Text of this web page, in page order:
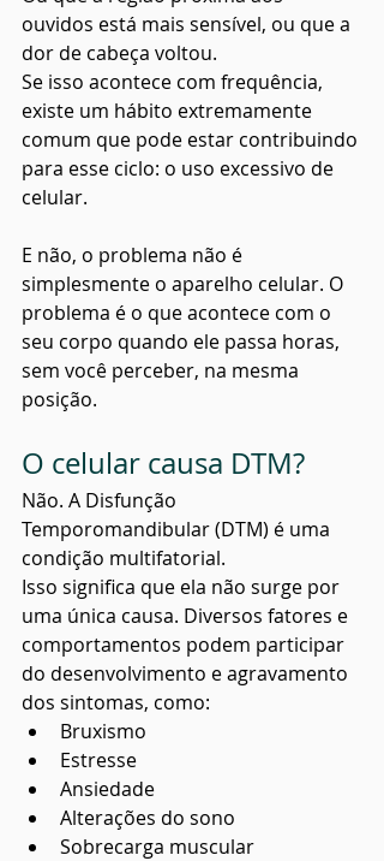
ouvidos está mais sensível, ou que a
dor de cabeça voltou.
Se isso acontece com frequência,
existe um hábito extremamente
comum que pode estar contribuindo
para esse ciclo: o uso excessivo de
celular.
E não, o problema não é
simplesmente o aparelho celular. O
problema é o que acontece com o
seu corpo quando ele passa horas,
sem você perceber, na mesma
posição.
O celular causa DTM?
Não. A Disfunção
Temporomandibular (DTM) é uma
condição multifatorial.
Isso significa que ela não surge por
uma única causa. Diversos fatores e
comportamentos podem participar
do desenvolvimento e agravamento
dos sintomas, como:
Bruxismo
Estresse
Ansiedade
Alterações do sono
Sobrecarga muscular